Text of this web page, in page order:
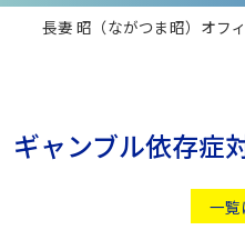
長妻 昭（ながつま昭）オフ
ギャンブル依存症
一覧